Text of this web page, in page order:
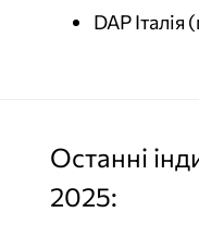
DAP
Останні
2025: